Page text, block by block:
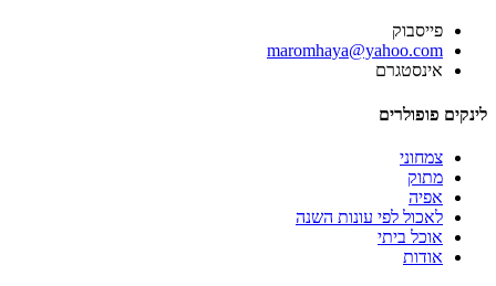
פייסבוק
‫maromhaya@yahoo.com
אינסטגרם
לינקים פופולרים
צמחוני
מתוק
אפיה
לאכול לפי עונות השנה
אוכל ביתי
אודות